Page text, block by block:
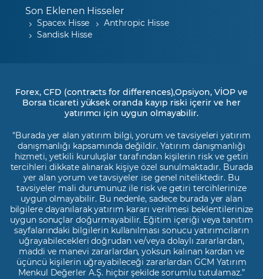
Son Eklenen Hisseler
Spacex Hisse
Anthropic Hisse
Sandisk Hisse
Forex, CFD (contracts for differences),Opsiyon, VİOP ve
Borsa ticareti yüksek oranda kayıp riski içerir ve her
yatırımcı için uygun olmayabilir.
"Burada yer alan yatırım bilgi, yorum ve tavsiyeleri yatırım
danışmanlığı kapsamında değildir. Yatırım danışmanlığı
hizmeti, yetkili kuruluşlar tarafından kişilerin risk ve getiri
tercihleri dikkate alınarak kişiye özel sunulmaktadır. Burada
yer alan yorum ve tavsiyeler ise genel niteliktedir. Bu
tavsiyeler mali durumunuz ile risk ve getiri tercihlerinize
uygun olmayabilir. Bu nedenle, sadece burada yer alan
bilgilere dayanılarak yatırım kararı verilmesi beklentilerinize
uygun sonuçlar doğurmayabilir. Eğitim içeriği veya tanıtım
sayfalarındaki bilgilerin kullanılması sonucu yatırımcıların
uğrayabilecekleri doğrudan ve/veya dolaylı zararlardan,
maddi ve manevi zararlardan, yoksun kalınan kardan ve
üçüncü kişilerin uğrayabileceği zararlardan GCM Yatırım
Menkul Değerler A.Ş. hiçbir şekilde sorumlu tutulamaz.”